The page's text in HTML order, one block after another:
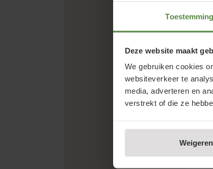
Toestemming
Deze website maakt
We gebruiken cookies
websiteverkeer te
media, adverteren en
verstrekt of die ze
Weigeren